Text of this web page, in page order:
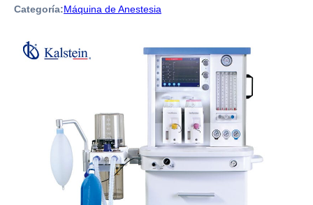
Categoría:Máquina de Anestesia